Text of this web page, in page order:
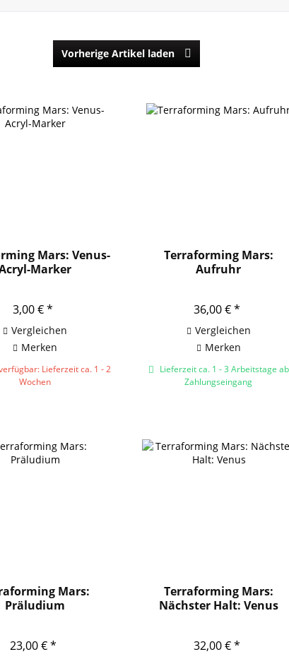
Vorherige Artikel laden
Mars: Venus-
Marker
3,00 € *
Vergleichen
Merken
Lieferzeit ca. 1 - 2
Wochen
Terraforming Mars:
Aufruhr
36,00 € *
Vergleichen
Merken
Lieferzeit ca. 1 - 3 Arbeitstage ab
Zahlungseingang
Mars:
Präludium
23,00 € *
Terraforming Mars:
Nächster Halt: Venus
32,00 € *